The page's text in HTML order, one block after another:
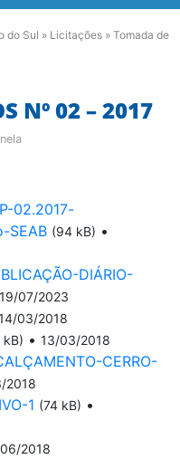
do Sul » Licitações » Tomada de
Nº 02 – 2017
02.2017-
SEAB (94 kB) •
DIÁRIO-
19/07/2023
03/2018
kB) • 13/03/2018
CERRO-
2018
1 (74 kB) •
2018